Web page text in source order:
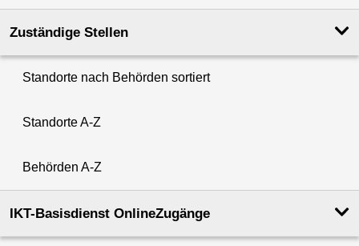
Zuständige Stellen
Standorte nach Behörden sortiert
Standorte A-Z
Behörden A-Z
IKT-Basisdienst OnlineZugänge